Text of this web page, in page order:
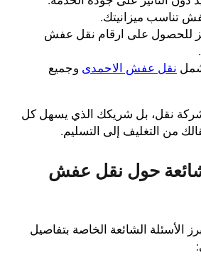
تناسب ميزانيتك.
للحصول على ارقام نقل عفش
نقل عفش الاحمدى وجميع
نقل، بل شريكك الذي يسهل كل
من التغليف إلى التسليم.
حول نقل عفش
الأسئلة الشائعة الخاصة بتفاصيل